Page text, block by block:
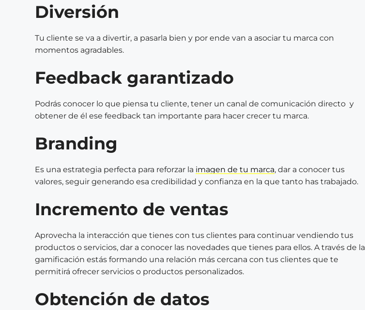
Diversión
Tu cliente se va a divertir, a pasarla bien y por ende van a asociar tu marca con
momentos agradables.
Feedback garantizado
Podrás conocer lo que piensa tu cliente, tener un canal de comunicación directo y
obtener de él ese feedback tan importante para hacer crecer tu marca.
Branding
Es una estrategia perfecta para reforzar la imagen de tu marca, dar a conocer tus
valores, seguir generando esa credibilidad y confianza en la que tanto has trabajado.
Incremento de ventas
Aprovecha la interacción que tienes con tus clientes para continuar vendiendo tus
productos o servicios, dar a conocer las novedades que tienes para ellos. A través de la
gamificación estás formando una relación más cercana con tus clientes que te
permitirá ofrecer servicios o productos personalizados.
Obtención de datos